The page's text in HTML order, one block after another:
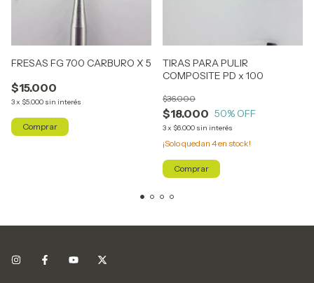
FRESAS FG 700 CARBURO X 5
$15.000
3x $5.000 sin interés
TIRAS PARA PULIR
COMPOSITE PD x 100
$18.000
$36.000
50% OFF
3x $6.000 sin interés
¡Solo quedan 4en stock!